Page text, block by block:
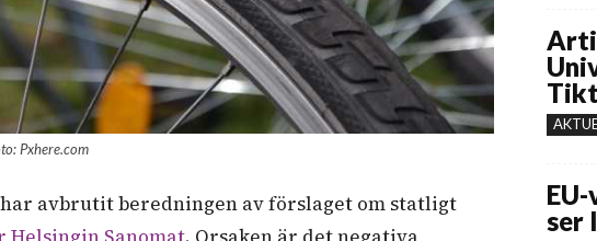
Pxhere.com
avbrutit beredningen av förslaget om statligt
ser